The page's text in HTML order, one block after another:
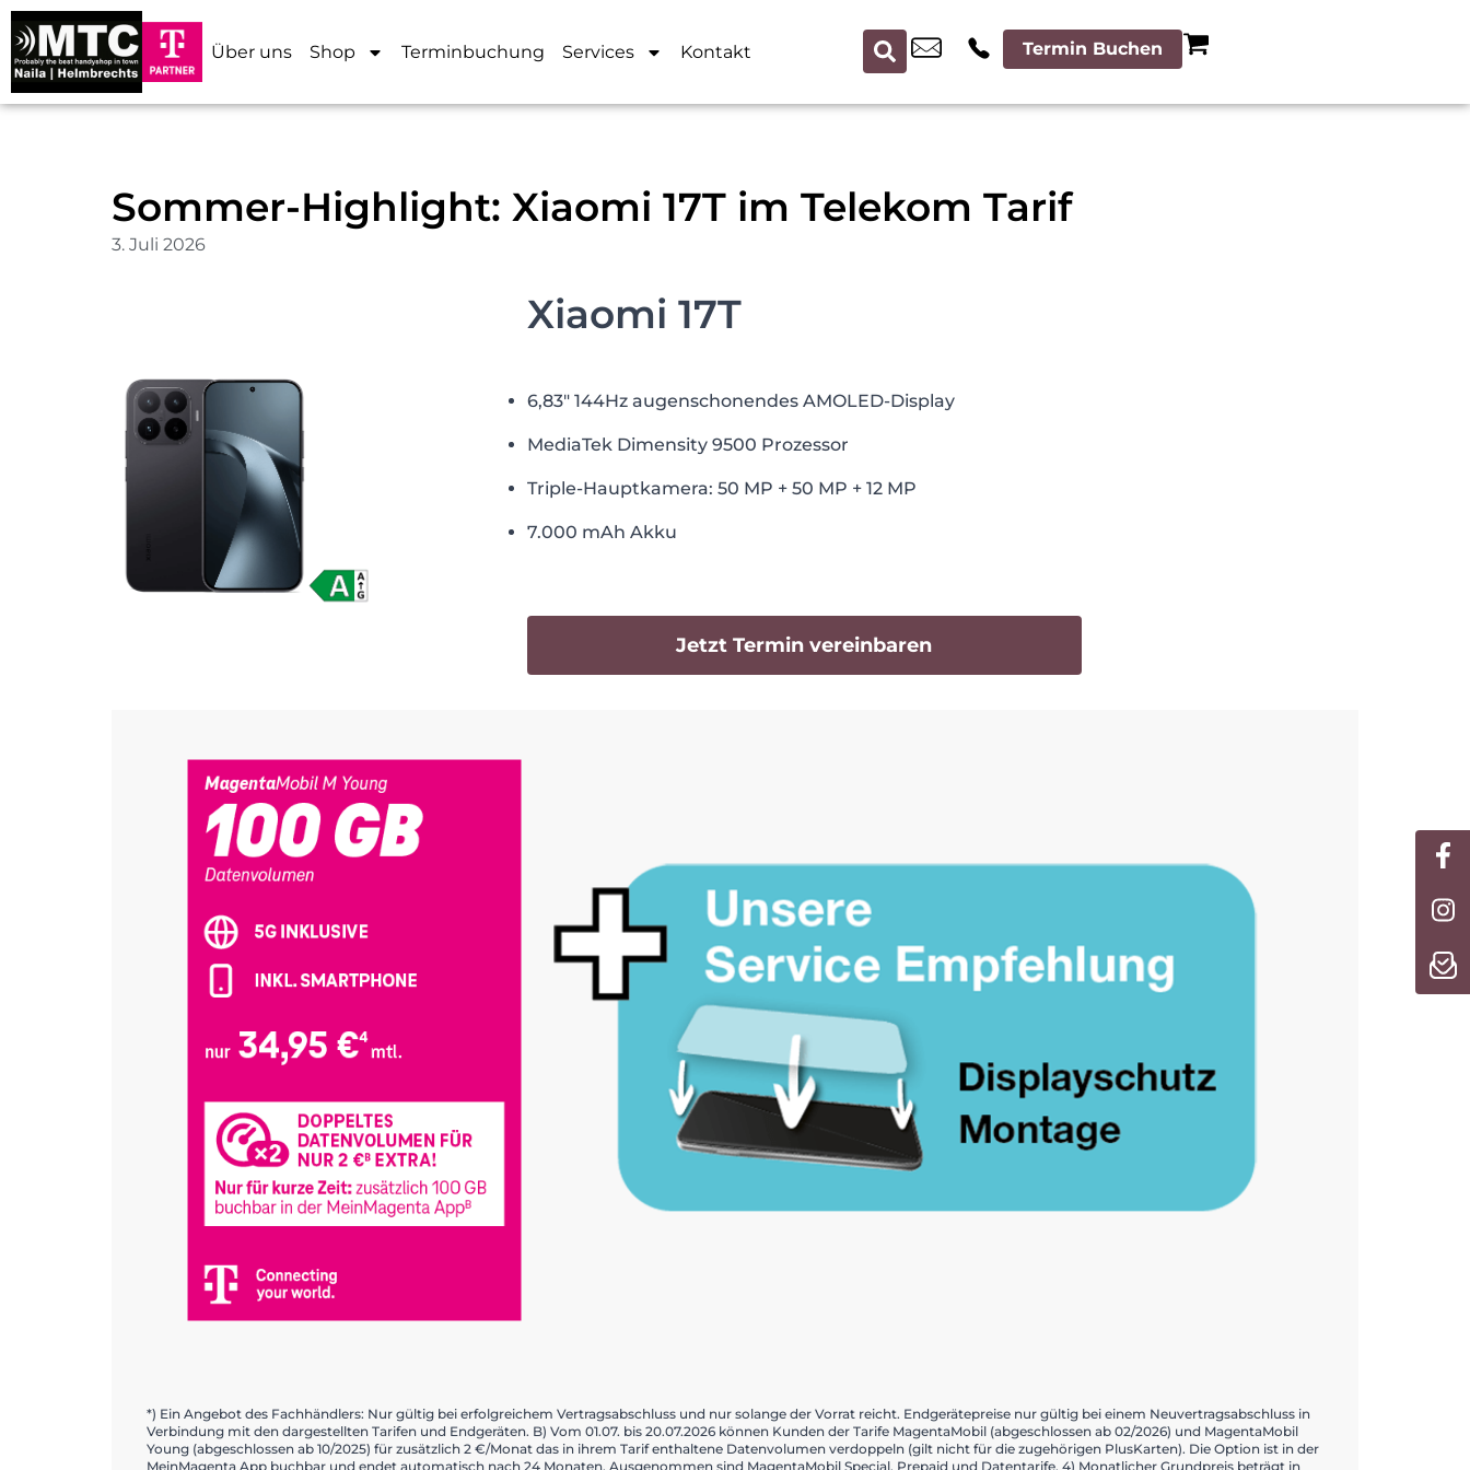
Über uns Shop Terminbuchung Services Kontakt Termin Buchen
Sommer-Highlight: Xiaomi 17T im Telekom Tarif
3. Juli 2026
Xiaomi 17T
6,83″ 144Hz augenschonendes AMOLED-Display
MediaTek Dimensity 9500 Prozessor
Triple-Hauptkamera: 50 MP + 50 MP + 12 MP
7.000 mAh Akku
Jetzt Termin vereinbaren
*) Ein Angebot des Fachhändlers: Nur gültig bei erfolgreichem Vertragsabschluss und nur solange der Vorrat reicht. Endgerätepreise nur gültig bei einem Neuvertragsabschluss in
Verbindung mit den dargestellten Tarifen und Endgeräten. B) Vom 01.07. bis 20.07.2026 können Kunden der Tarife MagentaMobil (abgeschlossen ab 02/2026) und MagentaMobil
Young (abgeschlossen ab 10/2025) für zusätzlich 2 €/Monat das in ihrem Tarif enthaltene Datenvolumen verdoppeln (gilt nicht für die zugehörigen PlusKarten). Die Option ist in der
MeinMagenta App buchbar und endet automatisch nach 24 Monaten. Ausgenommen sind MagentaMobil Special, Prepaid und Datentarife. 4) Monatlicher Grundpreis beträgt in